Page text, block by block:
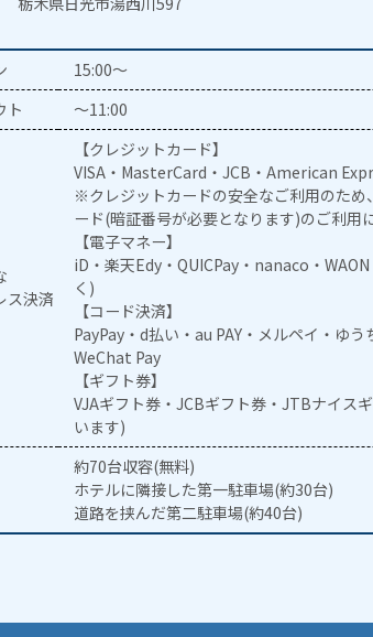
15:00～
ト
～11:00
ス決済
【クレジットカード】
VISA・MasterCard・JCB・American
※クレジットカードの安全なご利用のため
ード(暗証番号が必要となります)のご利用
【電子マネー】
iD・楽天Edy・QUICPay・nanaco・
く)
【コード決済】
PayPay・d払い・au PAY・メルペイ・ゆ
WeChat Pay
【ギフト券】
VJAギフト券・JCBギフト券・JTBナイス
います)
約70台収容(無料)
ホテルに隣接した第一駐車場(約30台)
道路を挟んだ第二駐車場(約40台)